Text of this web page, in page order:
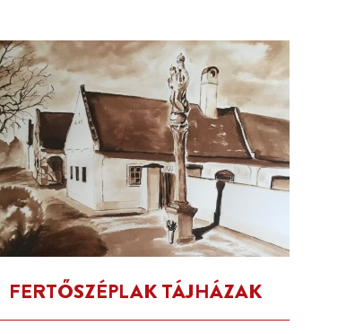
FERTŐSZÉPLAK TÁJHÁZAK